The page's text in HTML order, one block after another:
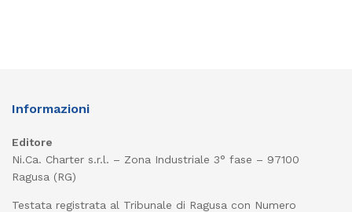
Informazioni
Editore
Ni.Ca. Charter s.r.l. – Zona Industriale 3° fase – 97100
Ragusa (RG)
Testata registrata al Tribunale di Ragusa con Numero